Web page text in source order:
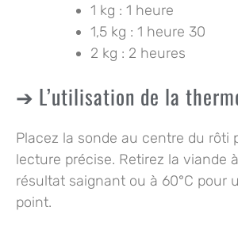
1 kg : 1 heure
1,5 kg : 1 heure 30
2 kg : 2 heures
L’utilisation de la
Placez la sonde au centre du rôti
lecture précise. Retirez la viande
résultat saignant ou à 60°C pour
point.